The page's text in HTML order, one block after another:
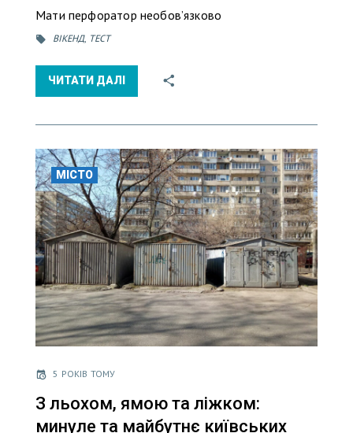
Мати перфоратор необовʼязково
ВІКЕНД, ТЕСТ
ЧИТАТИ ДАЛІ
МІСТО
5 РОКІВ ТОМУ
З льохом, ямою та ліжком:
минуле та майбутнє київських